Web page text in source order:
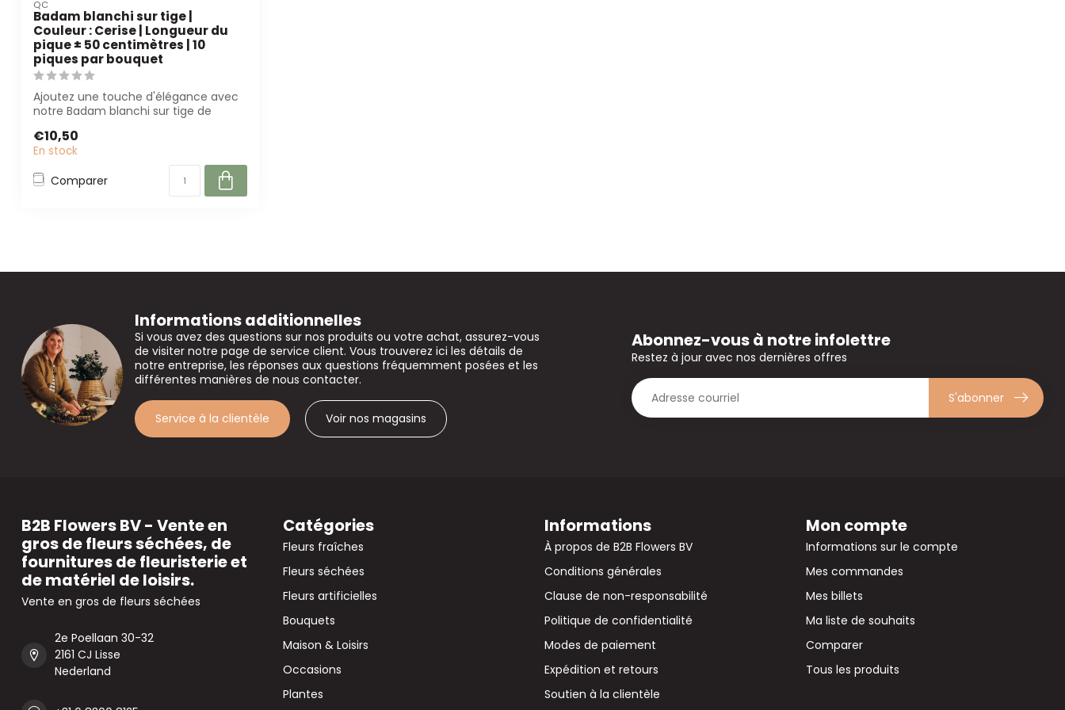
QC
Badam blanchi sur tige |
Couleur : Cerise | Longueur du
pique ± 50 centimètres | 10
piques par bouquet
Ajoutez une touche d'élégance avec
notre Badam blanchi sur tige de
€10,50
En stock
Comparer
Informations additionnelles
Si vous avez des questions sur nos produits ou votre achat, assurez-vous
de visiter notre page de service client. Vous trouverez ici les détails de
notre entreprise, les réponses aux questions fréquemment posées et les
différentes manières de nous contacter.
Service à la clientèle Voir nos magasins
Abonnez-vous à notre infolettre
Restez à jour avec nos dernières offres
S'abonner
B2B Flowers BV - Vente en
gros de fleurs séchées, de
fournitures de fleuristerie et
de matériel de loisirs.
Vente en gros de fleurs séchées
2e Poellaan 30-32
2161 CJ Lisse
Nederland
Catégories
Fleurs fraîches
Fleurs séchées
Fleurs artificielles
Bouquets
Maison & Loisirs
Occasions
Plantes
Informations
À propos de B2B Flowers BV
Conditions générales
Clause de non-responsabilité
Politique de confidentialité
Modes de paiement
Expédition et retours
Soutien à la clientèle
Mon compte
Informations sur le compte
Mes commandes
Mes billets
Ma liste de souhaits
Comparer
Tous les produits